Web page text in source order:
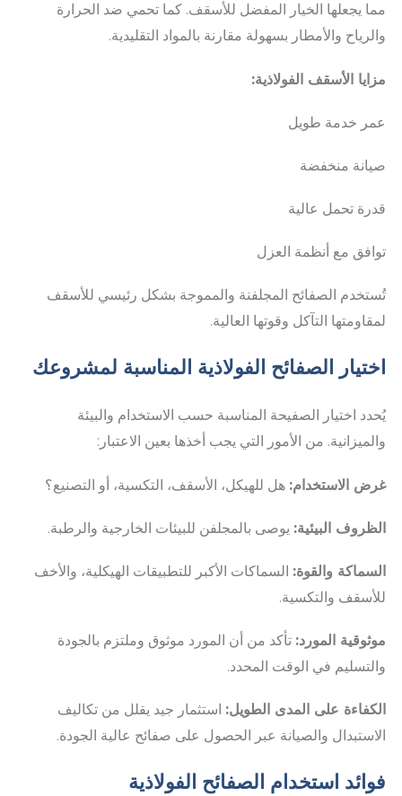
مما يجعلها الخيار المفضل للأسقف. كما تحمي ضد الحرارة
والرياح والأمطار بسهولة مقارنة بالمواد التقليدية.
مزايا الأسقف الفولاذية:
عمر خدمة طويل
صيانة منخفضة
قدرة تحمل عالية
توافق مع أنظمة العزل
تُستخدم الصفائح المجلفنة والمموجة بشكل رئيسي للأسقف
لمقاومتها التآكل وقوتها العالية.
اختيار الصفائح الفولاذية المناسبة لمشروعك
يُحدد اختيار الصفيحة المناسبة حسب الاستخدام والبيئة
والميزانية. من الأمور التي يجب أخذها بعين الاعتبار:
غرض الاستخدام: هل للهيكل، الأسقف، التكسية، أو التصنيع؟
الظروف البيئية: يوصى بالمجلفن للبيئات الخارجية والرطبة.
السماكة والقوة: السماكات الأكبر للتطبيقات الهيكلية، والأخف
للأسقف والتكسية.
موثوقية المورد: تأكد من أن المورد موثوق وملتزم بالجودة
والتسليم في الوقت المحدد.
الكفاءة على المدى الطويل: استثمار جيد يقلل من تكاليف
الاستبدال والصيانة عبر الحصول على صفائح عالية الجودة.
فوائد استخدام الصفائح الفولاذية